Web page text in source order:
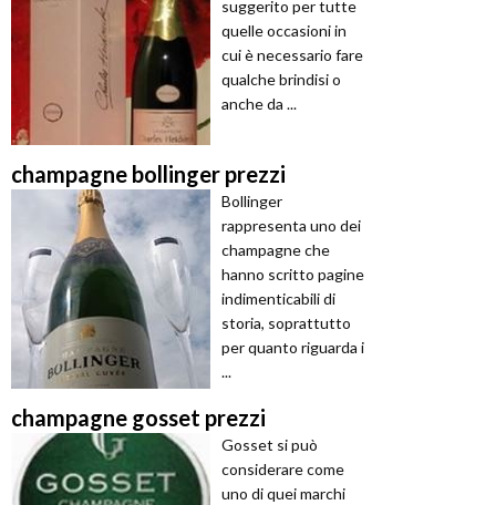
suggerito per tutte
quelle occasioni in
cui è necessario fare
qualche brindisi o
anche da ...
champagne bollinger prezzi
Bollinger
rappresenta uno dei
champagne che
hanno scritto pagine
indimenticabili di
storia, soprattutto
per quanto riguarda i
...
champagne gosset prezzi
Gosset si può
considerare come
uno di quei marchi